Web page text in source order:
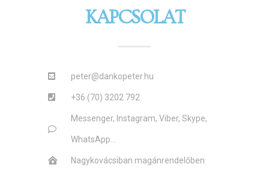
KAPCSOLAT
peter@dankopeter.hu
+36 (70) 3202 792
Messenger, Instagram, Viber, Skype,
WhatsApp...
Nagykovácsiban magánrendelőben